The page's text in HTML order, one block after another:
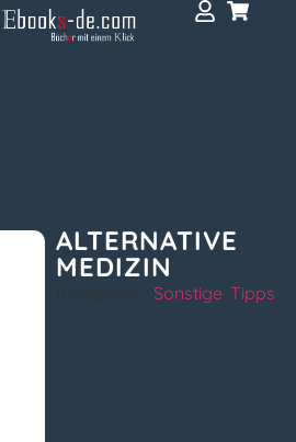
ALTERNATIVE
MEDIZIN
Kategorien:Sonstige ,Tipps